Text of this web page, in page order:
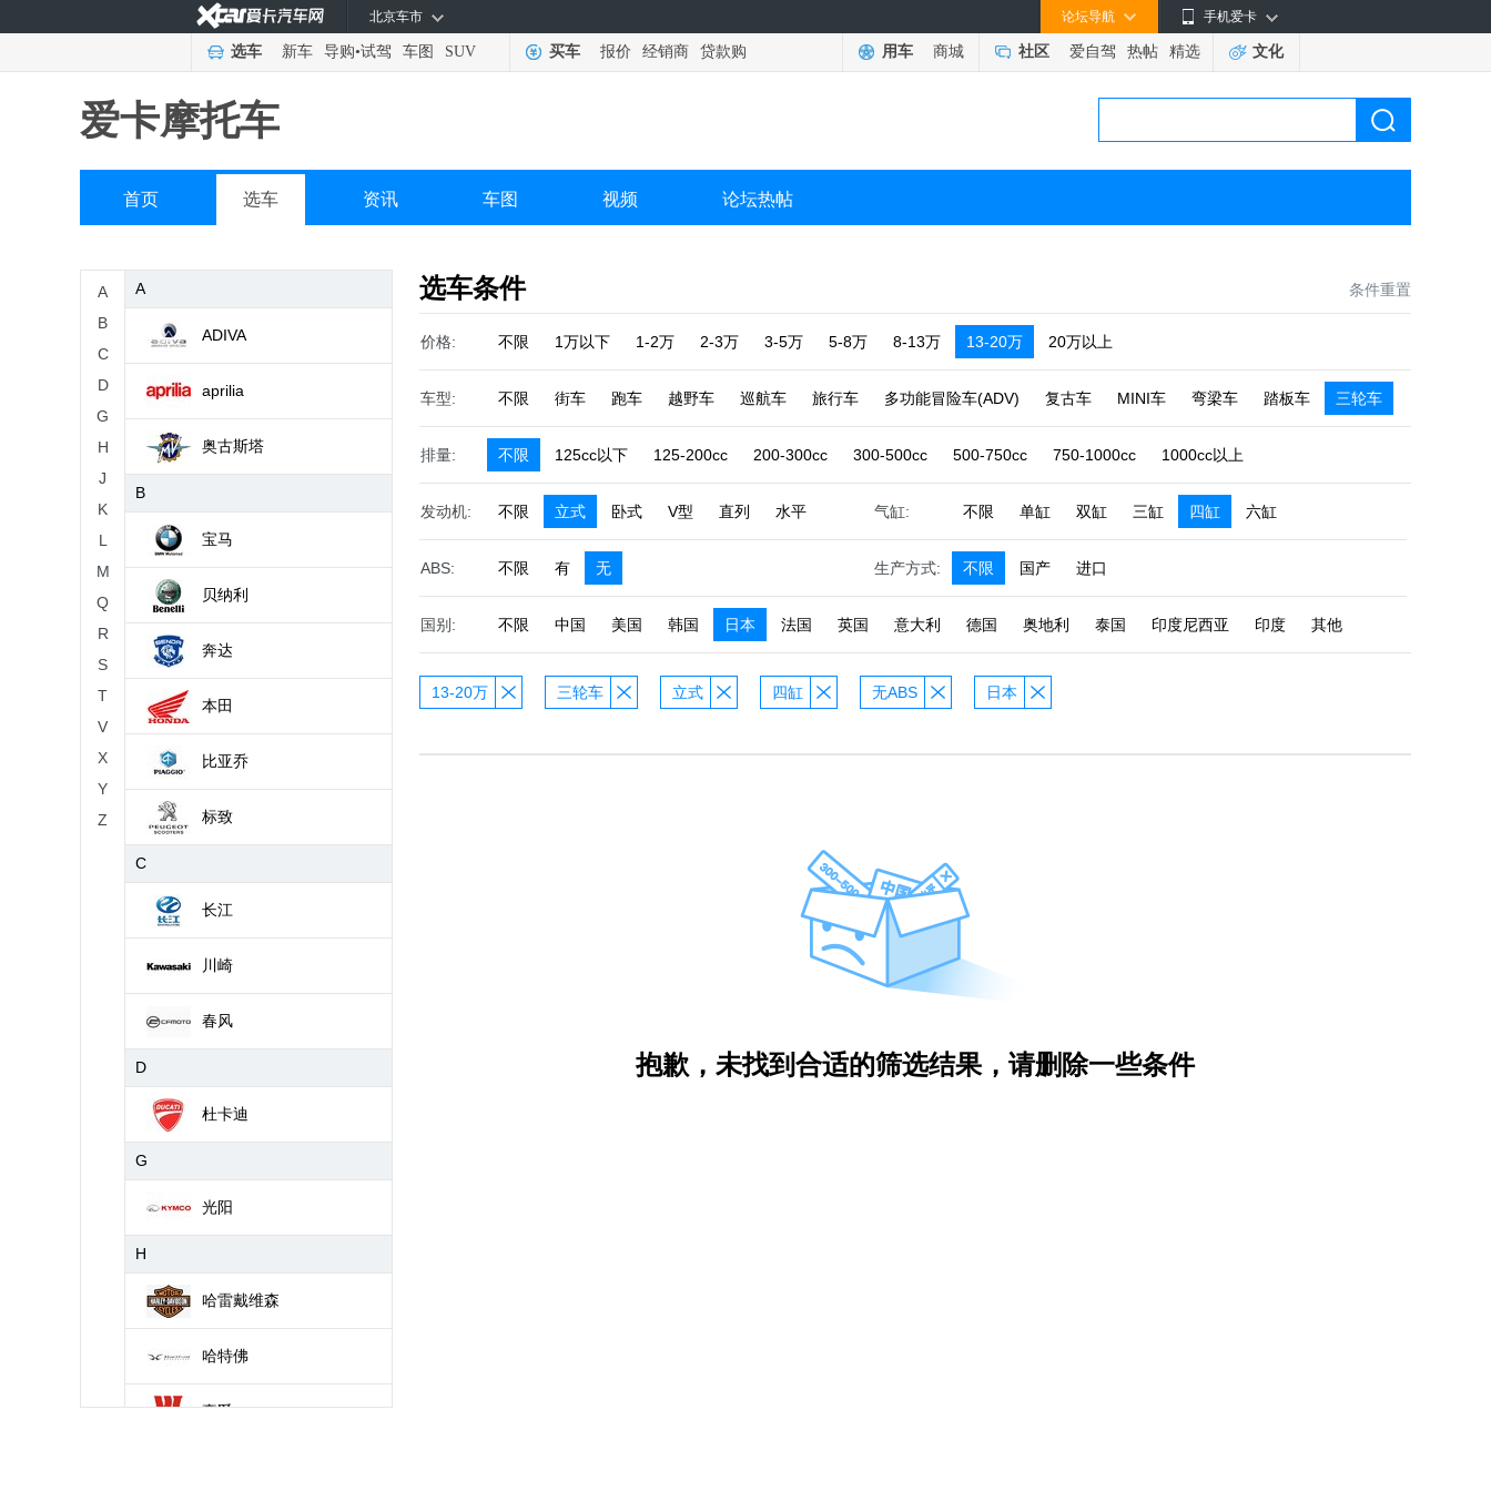
手机爱卡
论坛导航
北京车市
选车 新车 导购•试驾 车图 SUV 买车 报价 经销商 贷款购 用车 商城 社区 爱自驾 热帖 精选 文化
爱卡摩托车
首页 选车 资讯 车图 视频 论坛热帖
A
B
C
D
G
H
J
K
L
M
Q
R
S
T
V
X
Y
Z
A
ADIVA
aprilia
奥古斯塔
B
宝马
贝纳利
奔达
本田
比亚乔
标致
C
长江
川崎
春风
D
杜卡迪
G
光阳
H
哈雷戴维森
哈特佛
豪爵
选车条件 条件重置
价格: 不限 1万以下 1-2万 2-3万 3-5万 5-8万 8-13万 13-20万 20万以上
车型: 不限 街车 跑车 越野车 巡航车 旅行车 多功能冒险车(ADV) 复古车 MINI车 弯梁车 踏板车 三轮车
排量: 不限 125cc以下 125-200cc 200-300cc 300-500cc 500-750cc 750-1000cc 1000cc以上
发动机: 不限 立式 卧式 V型 直列 水平 气缸: 不限 单缸 双缸 三缸 四缸 六缸
ABS: 不限 有 无 生产方式: 不限 国产 进口
国别: 不限 中国 美国 韩国 日本 法国 英国 意大利 德国 奥地利 泰国 印度尼西亚 印度 其他
13-20万 三轮车 立式 四缸 无ABS 日本
抱歉，未找到合适的筛选结果，请删除一些条件